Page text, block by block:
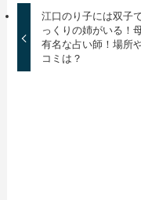
江口のり子には双子
っくりの姉がいる！
有名な占い師！場所
コミは？